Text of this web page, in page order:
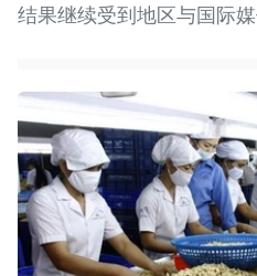
结果继续受到地区与国际媒